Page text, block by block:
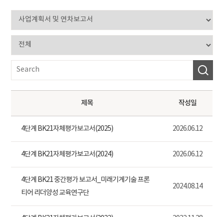
제목 작성일
4단계 BK21자체평가보고서(2025) 2026.06.12
4단계 BK21자체평가보고서(2024) 2026.06.12
4단계 BK21 중간평가 보고서_미래기계기술 프론
티어 리더양성 교육연구단
2024.08.14